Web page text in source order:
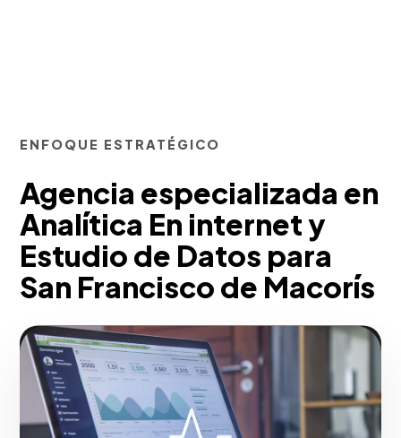
ENFOQUE ESTRATÉGICO
Agencia especializada en
Analítica En internet y
Estudio de Datos para
San Francisco de Macorís
Implementamos configuraciones
complejas en Google Analytics 4, Tag
Manager y Looker Studio. Mapeamos
eventos de conversión personalizados,